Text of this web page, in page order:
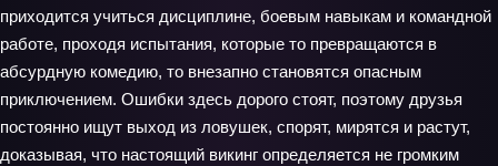
приходится учиться дисциплине, боевым навыкам и командной
работе, проходя испытания, которые то превращаются в
абсурдную комедию, то внезапно становятся опасным
приключением. Ошибки здесь дорого стоят, поэтому друзья
постоянно ищут выход из ловушек, спорят, мирятся и растут,
доказывая, что настоящий викинг определяется не громким